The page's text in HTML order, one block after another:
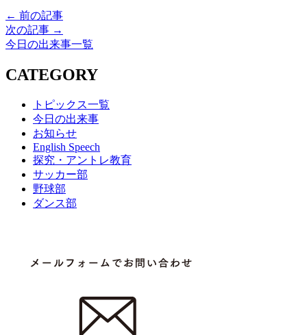
← 前の記事
次の記事 →
今日の出来事一覧
CATEGORY
トピックス一覧
今日の出来事
お知らせ
English Speech
探究・アントレ教育
サッカー部
野球部
ダンス部